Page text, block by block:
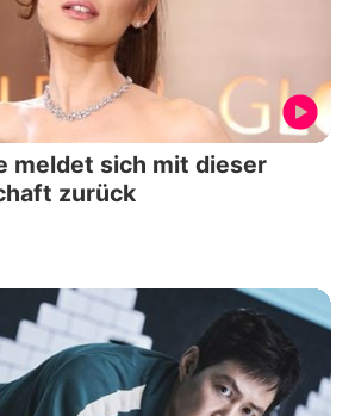
meldet sich mit dieser
zurück